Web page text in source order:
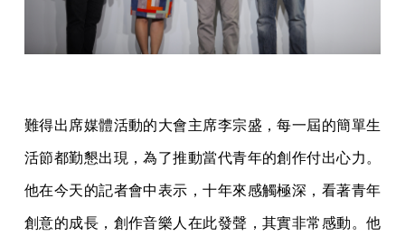
難得出席媒體活動的大會主席李宗盛，每一屆的簡單生
活節都勤懇出現，為了推動當代青年的創作付出心力。
他在今天的記者會中表示，十年來感觸極深，看著青年
創意的成長，創作音樂人在此發聲，其實非常感動。他